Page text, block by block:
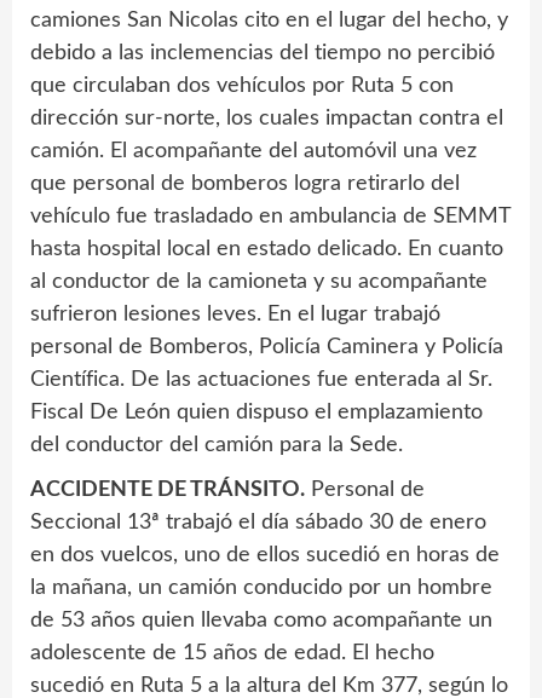
camiones San Nicolas cito en el lugar del hecho, y
debido a las inclemencias del tiempo no percibió
que circulaban dos vehículos por Ruta 5 con
dirección sur-norte, los cuales impactan contra el
camión. El acompañante del automóvil una vez
que personal de bomberos logra retirarlo del
vehículo fue trasladado en ambulancia de SEMMT
hasta hospital local en estado delicado. En cuanto
al conductor de la camioneta y su acompañante
sufrieron lesiones leves. En el lugar trabajó
personal de Bomberos, Policía Caminera y Policía
Científica. De las actuaciones fue enterada al Sr.
Fiscal De León quien dispuso el emplazamiento
del conductor del camión para la Sede.
ACCIDENTE DE TRÁNSITO. Personal de
Seccional 13ª trabajó el día sábado 30 de enero
en dos vuelcos, uno de ellos sucedió en horas de
la mañana, un camión conducido por un hombre
de 53 años quien llevaba como acompañante un
adolescente de 15 años de edad. El hecho
sucedió en Ruta 5 a la altura del Km 377, según lo